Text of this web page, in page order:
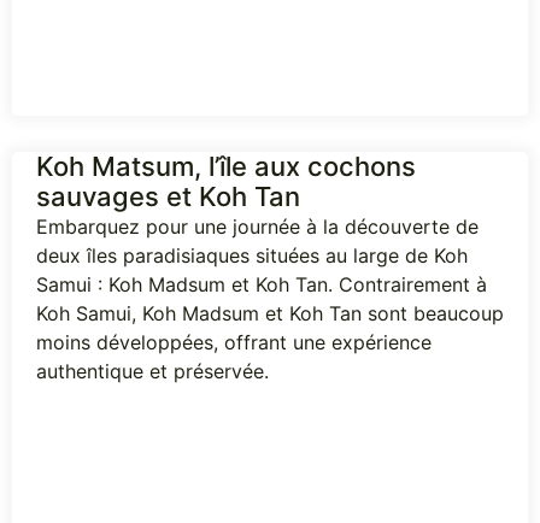
Koh Matsum, l’île aux cochons
sauvages et Koh Tan
Embarquez pour une journée à la découverte de
deux îles paradisiaques situées au large de Koh
Samui : Koh Madsum et Koh Tan. Contrairement à
Koh Samui, Koh Madsum et Koh Tan sont beaucoup
moins développées, offrant une expérience
authentique et préservée.